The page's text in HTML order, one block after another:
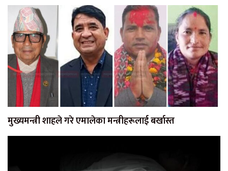
मुख्यमन्त्री शाहले गरे एमालेका मन्त्रीहरूलाई बर्खास्त